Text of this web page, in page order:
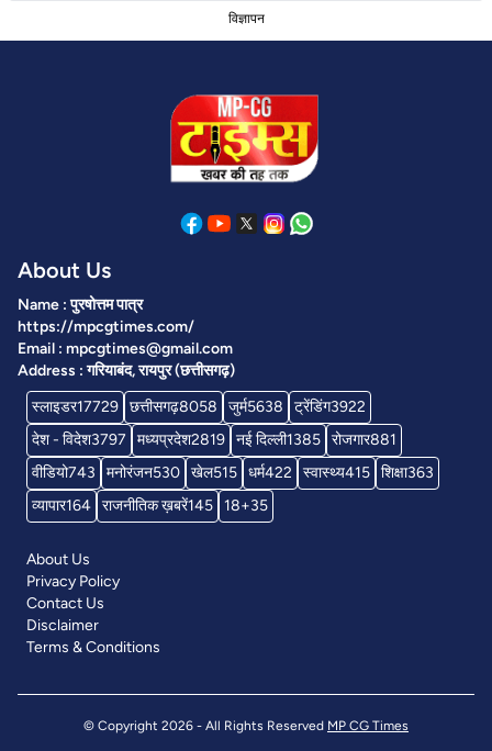
विज्ञापन
About Us
Name : पुरषोत्तम पात्र
https://mpcgtimes.com/
Email : mpcgtimes@gmail.com
Address : गरियाबंद, रायपुर (छत्तीसगढ़)
स्लाइडर17729 छत्तीसगढ़8058 जुर्म5638 ट्रेंडिंग3922
देश - विदेश3797 मध्यप्रदेश2819 नई दिल्ली1385 रोजगार881
वीडियो743 मनोरंजन530 खेल515 धर्म422 स्वास्थ्य415 शिक्षा363
व्यापार164 राजनीतिक ख़बरें145 18+35
About Us
Privacy Policy
Contact Us
Disclaimer
Terms & Conditions
© Copyright 2026 - All Rights Reserved MP CG Times